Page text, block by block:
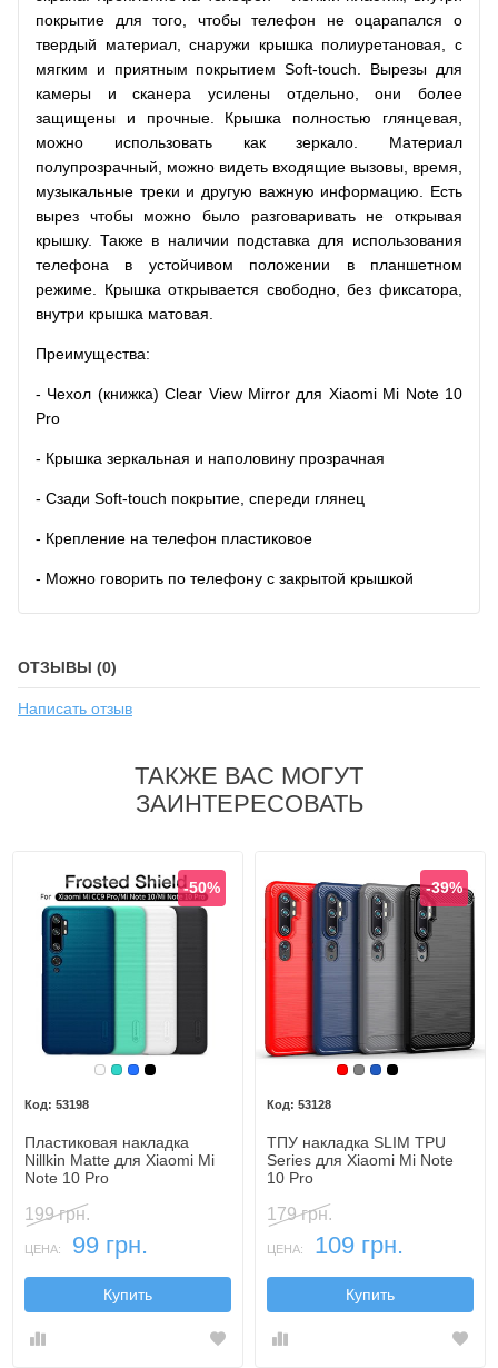
покрытие для того, чтобы телефон не оцарапался о
твердый материал, снаружи крышка полиуретановая, с
мягким и приятным покрытием Soft-touch. Вырезы для
камеры и сканера усилены отдельно, они более
защищены и прочные. Крышка полностью глянцевая,
можно использовать как зеркало. Материал
полупрозрачный, можно видеть входящие вызовы, время,
музыкальные треки и другую важную информацию. Есть
вырез чтобы можно было разговаривать не открывая
крышку. Также в наличии подставка для использования
телефона в устойчивом положении в планшетном
режиме. Крышка открывается свободно, без фиксатора,
внутри крышка матовая.
Преимущества:
- Чехол (книжка) Clear View Mirror для Xiaomi Mi Note 10
Pro
- Крышка зеркальная и наполовину прозрачная
- Сзади Soft-touch покрытие, спереди глянец
- Крепление на телефон пластиковое
- Можно говорить по телефону с закрытой крышкой
ОТЗЫВЫ (0)
Написать отзыв
ТАКЖЕ ВАС МОГУТ
ЗАИНТЕРЕСОВАТЬ
Белый
Бирюзовый
Синий
Черный
-50%
53198
Пластиковая накладка
Nillkin Matte для Xiaomi Mi
Note 10 Pro
199 грн.
ЦЕНА: 99 грн.
Купить
Красный
Серый
Синий, темный
Черный
-39%
53128
ТПУ накладка SLIM TPU
Series для Xiaomi Mi Note
10 Pro
179 грн.
ЦЕНА: 109 грн.
Купить